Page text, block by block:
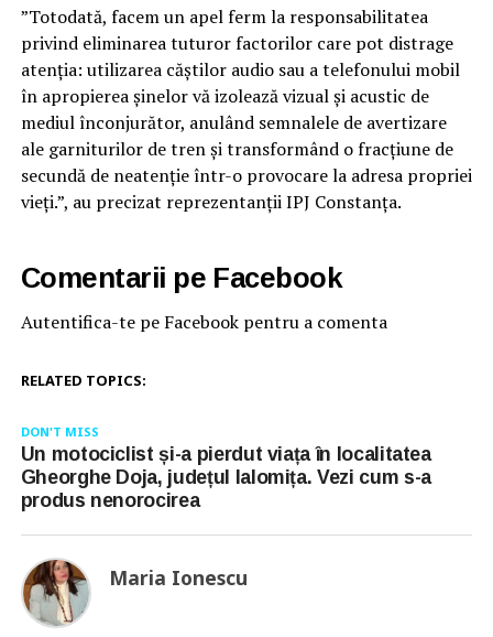
”Totodată, facem un apel ferm la responsabilitatea
privind eliminarea tuturor factorilor care pot distrage
atenția: utilizarea căștilor audio sau a telefonului mobil
în apropierea șinelor vă izolează vizual și acustic de
mediul înconjurător, anulând semnalele de avertizare
ale garniturilor de tren și transformând o fracțiune de
secundă de neatenție într-o provocare la adresa propriei
vieți.”, au precizat reprezentanții IPJ Constanța.
Comentarii pe Facebook
Autentifica-te pe Facebook pentru a comenta
RELATED TOPICS:
DON'T MISS
Un motociclist și-a pierdut viața în localitatea
Gheorghe Doja, județul Ialomița. Vezi cum s-a
produs nenorocirea
Maria Ionescu